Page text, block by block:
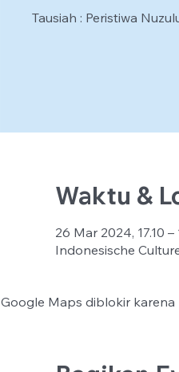
Tausiah : Peristiwa
Waktu &
26 Mar 2024, 17.10 –
Indonesische
Google Maps diblokir